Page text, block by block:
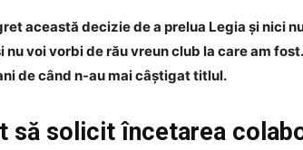
această decizie de a prelua Legia și nici
voi vorbi de rău vreun club la care am
de când n-au mai câștigat titlul.
să solicit încetarea